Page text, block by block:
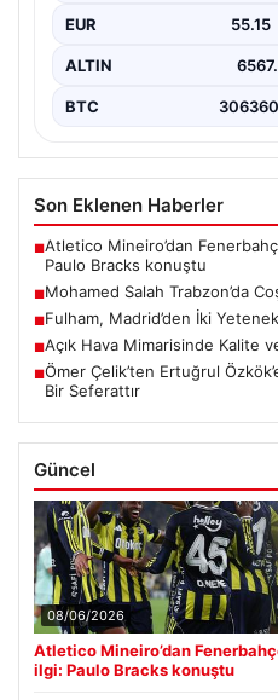
EUR 55.15
ALTIN
BTC
Son Eklenen Haberler
■Atletico Mineiro’dan
Paulo Bracks konuştu
■Mohamed Salah Trabzon’da
■Fulham, Madrid’den İki
■Açık Hava Mimarisinde Kalite
■Ömer Çelik’ten Ertuğrul
Bir Seferattır
Güncel
08/06/2026
Atletico Mineiro’dan
ilgi: Paulo Bracks konuştu